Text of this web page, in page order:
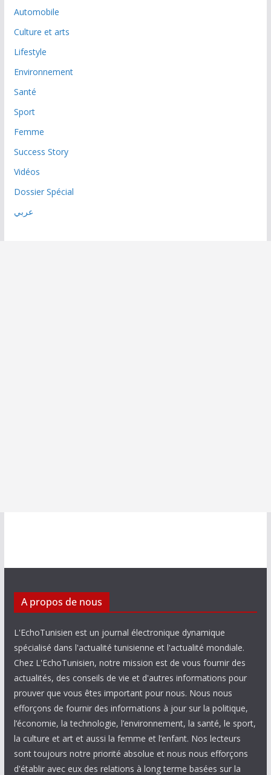
Automobile
Culture et arts
Lifestyle
Environnement
Santé
Sport
Femme
Success Story
Vidéos
Dossier Spécial
عربي
A propos de nous
L'EchoTunisien est un journal électronique dynamique
spécialisé dans l'actualité tunisienne et l'actualité mondiale.
Chez L'EchoTunisien, notre mission est de vous fournir des
actualités, des conseils de vie et d'autres informations pour
prouver que vous êtes important pour nous. Nous nous
efforçons de fournir des informations à jour sur la politique,
l’économie, la technologie, l’environnement, la santé, le sport,
la culture et art et aussi la femme et l’enfant. Nos lecteurs
sont toujours notre priorité absolue et nous nous efforçons
d'établir avec eux des relations à long terme basées sur la